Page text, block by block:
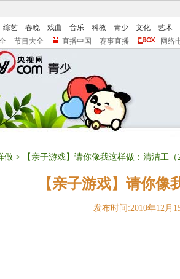
综艺 春晚 戏曲 音乐 科教 青少 文化
艺术
节目大全 直播中国 赛事直播 网络
做 > 【亲子游戏】请你像我这样做：清洁工（
【亲子游戏】请你像
发布时间:2010年12月